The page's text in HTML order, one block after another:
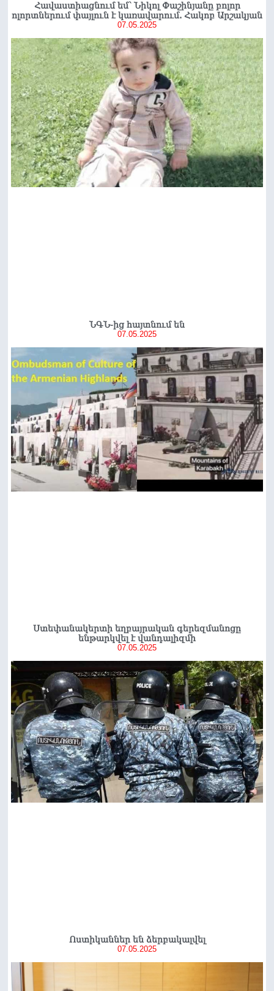
Հավաստիացնում եմ՝ Նիկոլ Փաշինյանը բոլոր
ոլորտներում փայլուն է կառավարում. Հակոբ Արշակյան
07.05.2025
ՆԳՆ-ից հայտնում են
07.05.2025
Ստեփանակերտի եղբայրական գերեզմանոցը
ենթարկվել է վանդալիզմի
07.05.2025
Ոստիկաններ են ձերբակալվել
07.05.2025